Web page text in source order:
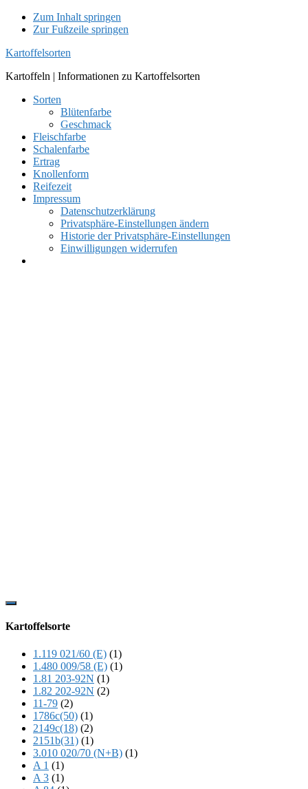
Zum Inhalt springen
Zur Fußzeile springen
Kartoffelsorten
Kartoffeln | Informationen zu Kartoffelsorten
Sorten
Blütenfarbe
Geschmack
Fleischfarbe
Schalenfarbe
Ertrag
Knollenform
Reifezeit
Impressum
Datenschutzerklärung
Privatsphäre-Einstellungen ändern
Historie der Privatsphäre-Einstellungen
Einwilligungen widerrufen
Show
Content
Kartoffelsorte
1.119 021/60 (E) (1)
1.480 009/58 (E) (1)
1.81 203-92N (1)
1.82 202-92N (2)
11-79 (2)
1786c(50) (1)
2149c(18) (2)
2151b(31) (1)
3.010 020/70 (N+B) (1)
A 1 (1)
A 3 (1)